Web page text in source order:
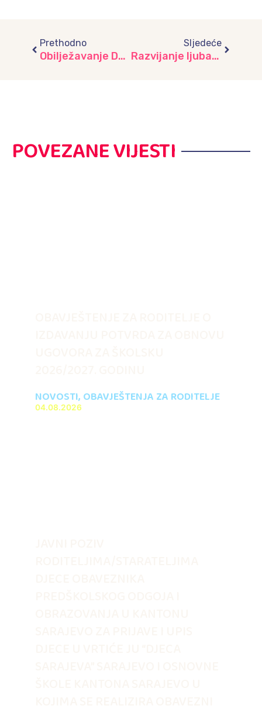
Prethodno
Obilježavanje Dana porodice u vrtiću: Razvoj pozitivnih vrijednosti i odnosa II dio
Sljedeće
Razvijanje ljubavi prema prirodi, vrtić “Srećica”
POVEZANE VIJESTI
NOVOSTI, OBAVJEŠTENJA ZA RODITELJE
04.08.2026